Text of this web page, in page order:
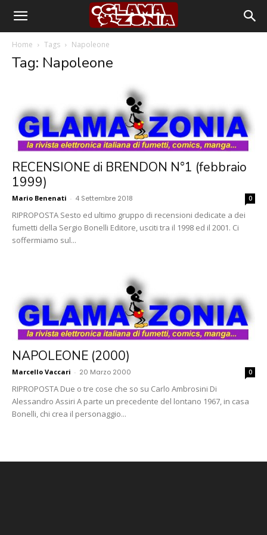
Home Tags Napoleone
Tag: Napoleone
RECENSIONE di BRENDON N°1 (febbraio
1999)
Mario Benenati - 4 Settembre 2018 0
RIPROPOSTA Sesto ed ultimo gruppo di recensioni dedicate a dei
fumetti della Sergio Bonelli Editore, usciti tra il 1998 ed il 2001. Ci
soffermiamo sul...
NAPOLEONE (2000)
Marcello Vaccari - 20 Marzo 2000 0
RIPROPOSTA Due o tre cose che so su Carlo Ambrosini Di
Alessandro Assiri A parte un precedente del lontano 1967, in casa
Bonelli, chi crea il personaggio...